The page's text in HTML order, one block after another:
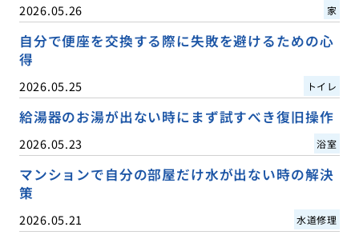
2026.05.26 家
自分で便座を交換する際に失敗を避けるための心
得
2026.05.25 トイレ
給湯器のお湯が出ない時にまず試すべき復旧操作
2026.05.23 浴室
マンションで自分の部屋だけ水が出ない時の解決
策
2026.05.21 水道修理